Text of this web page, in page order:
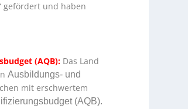
gefördert und haben
(AQB):Das Land
Ausbildungs- und
mit erschwertem
(AQB).